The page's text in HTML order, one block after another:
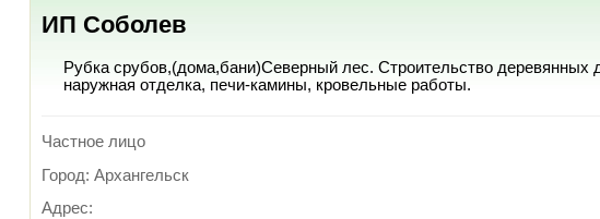
ИП Соболев
Рубка срубов,(дома,бани)Северный лес. Строительство
наружная отделка, печи-камины, кровельные работы.
Частное лицо
Город: Архангельск
Адрес: